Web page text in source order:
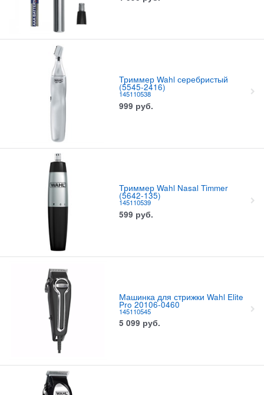
Триммер Wahl серебристый
(5545-2416)
145110538
999 руб.
Триммер Wahl Nasal Timmer
(5642-135)
145110539
599 руб.
Машинка для стрижки Wahl Elite
Pro 20106-0460
145110545
5 099 руб.